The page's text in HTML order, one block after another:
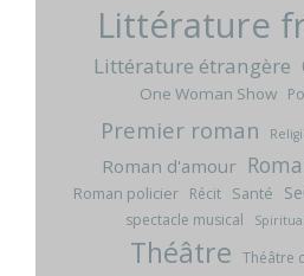
Littérature
Littérature étrangère
One Woman Show
Premier roman
Roman d'amour
Roman policier Récit Santé
spectacle musical
Théâtre Théâtre